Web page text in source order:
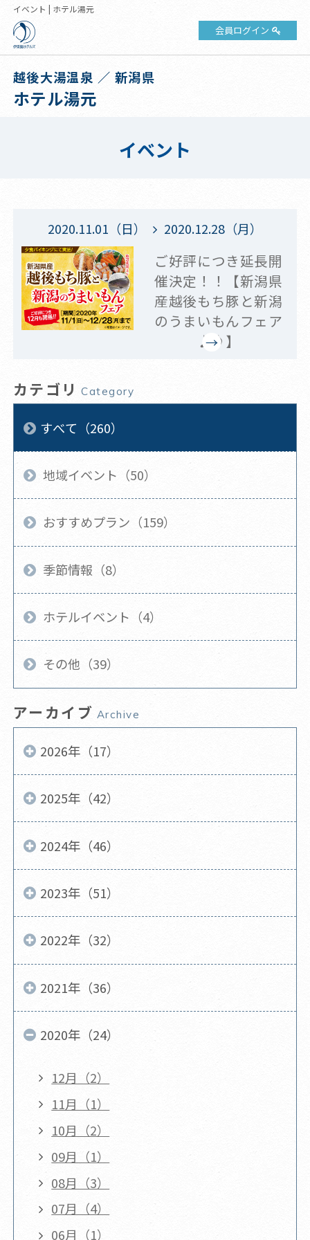
イベント | ホテル湯元
会員ログイン
越後大湯温泉 ／ 新潟県
ホテル湯元
イベント
2020.11.01（日） 2020.12.28（月）
ご好評につき延長開
催決定！！【新潟県
産越後もち豚と新潟
のうまいもんフェア
♪♪】
カテゴリ Category
すべて（260）
地域イベント（50）
おすすめプラン（159）
季節情報（8）
ホテルイベント（4）
その他（39）
アーカイブ Archive
2026年（17）
2025年（42）
2024年（46）
2023年（51）
2022年（32）
2021年（36）
2020年（24）
12月（2）
11月（1）
10月（2）
09月（1）
08月（3）
07月（4）
06月（1）